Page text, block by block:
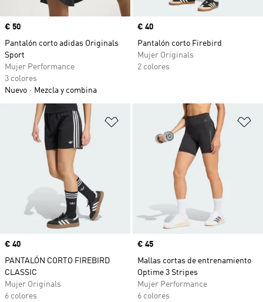
Precio
€ 50
Pantalón corto adidas Originals
Sport
Mujer Performance
3 colores
Nuevo
Mezcla y combina
Precio
€ 40
Pantalón corto Firebird
Mujer Originals
2 colores
Añadir a la lista de deseos
Precio
€ 40
PANTALÓN CORTO FIREBIRD
CLASSIC
Mujer Originals
6 colores
Precio
€ 45
Mallas cortas de entrenamiento
Optime 3 Stripes
Mujer Performance
6 colores